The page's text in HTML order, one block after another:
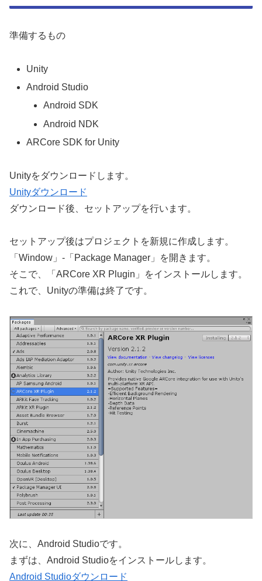
準備するもの
Unity
Android Studio
Android SDK
Android NDK
ARCore SDK for Unity
Unityをダウンロードします。
Unityダウンロード
ダウンロード後、セットアップを行います。
セットアップ後はプロジェクトを新規に作成します。
「Window」-「Package Manager」を開きます。
そこで、「ARCore XR Plugin」をインストールします。
これで、Unityの準備は終了です。
次に、Android Studioです。
まずは、Android Studioをインストールします。
Android Studioダウンロード